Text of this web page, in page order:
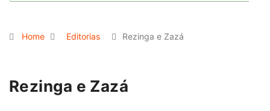
Home Editorias Rezinga e Zazá
Rezinga e Zazá